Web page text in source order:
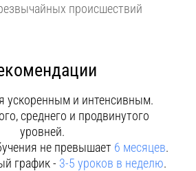
происшествий
ускоренным и интенсивным.
среднего и продвинутого
уровней.
не превышает 6 месяцев.
график - 3-5 уроков в неделю.